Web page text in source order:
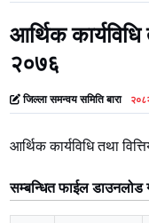
आर्थिक कार्यविधि
२०७६
जिल्ला समन्वय समिति बारा
आर्थिक कार्यविधि तथा
सम्बन्धित फाईल डाउनलोड